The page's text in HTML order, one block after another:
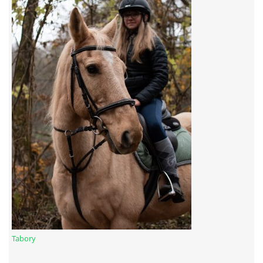
7:4 (VELKÝ PÁTEK) KROUŽEK NEBUDE
JARNÍ BRIGÁDA 20.5.2023
DNE 17.11.2023 KROUŽEK JEZDECTVÍ NENÍ
DĚKUJEME MĚSTU RYCHVALD ZA DOTACI V ROCE 2023
NABÍZÍME BRIGÁDU U NÁS VE STÁJI. PRO BLIŽŠÍ INFO
VOLEJTE 604265192
DĚKUJEME ZA PODPORU ČESKÉ UNIÍ SPORTU
Tabory